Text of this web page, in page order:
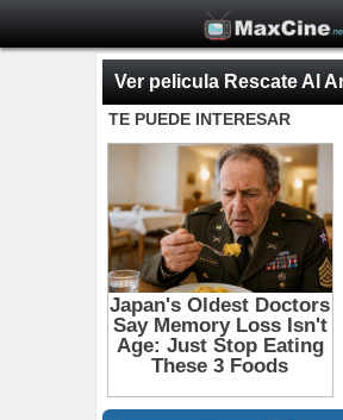
Ver pelicula Rescate Al